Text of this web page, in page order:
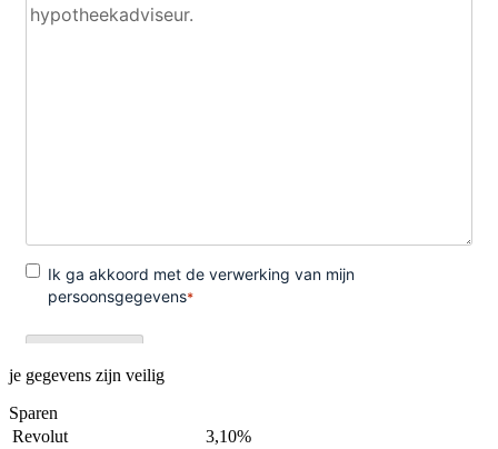
je gegevens zijn veilig
Sparen
Revolut
3,10%